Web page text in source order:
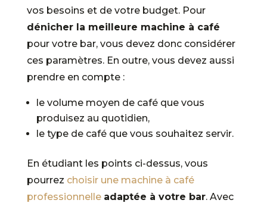
vos besoins et de votre budget. Pour
dénicher la meilleure machine à café
pour votre bar, vous devez donc considérer
ces paramètres. En outre, vous devez aussi
prendre en compte :
le volume moyen de café que vous
produisez au quotidien,
le type de café que vous souhaitez servir.
En étudiant les points ci-dessus, vous
pourrez choisir une machine à café
professionnelle adaptée à votre bar. Avec